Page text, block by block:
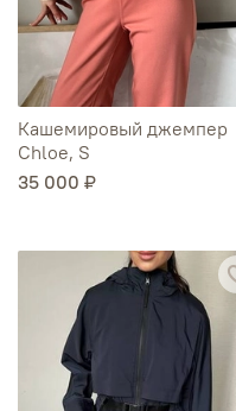
Кашемировый джемпер
Chloe, S
35 000 ₽